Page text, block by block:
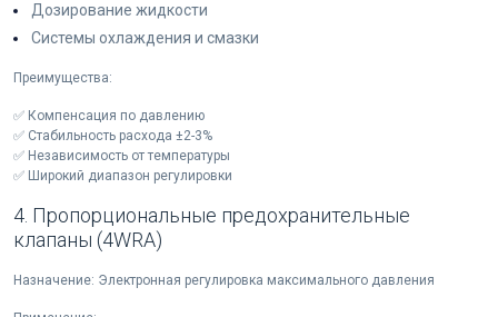
Дозирование жидкости
Системы охлаждения и смазки
Преимущества:
✅ Компенсация по давлению
✅ Стабильность расхода ±2-3%
✅ Независимость от температуры
✅ Широкий диапазон регулировки
4. Пропорциональные предохранительные
клапаны (4WRA)
Назначение: Электронная регулировка максимального давления